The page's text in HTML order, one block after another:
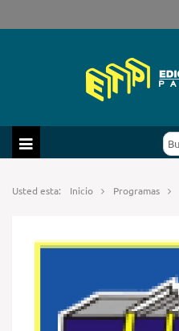
Usted esta: Inicio Programas